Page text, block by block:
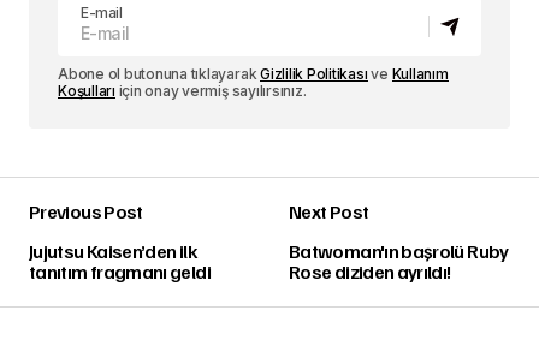
E-mail
Abone ol butonuna tıklayarakGizlilik Politikası ve Kullanım
Koşulları için onay vermiş sayılırsınız.
Previous Post
Jujutsu Kaisen’den ilk
tanıtım fragmanı geldi
Next Post
Batwoman'ın başrolü Ruby
Rose diziden ayrıldı!